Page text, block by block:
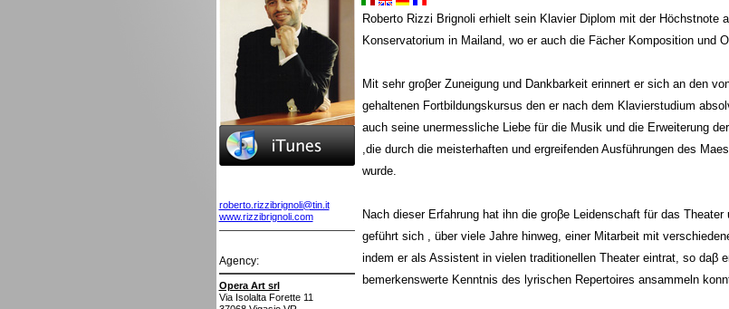
roberto.rizzibrignoli@tin.it
www.rizzibrignoli.com
Agency:
Opera Art srl
Via Isolalta Forette 11
Roberto Rizzi Brignoli erhielt sein Klavier Diplom mit der Höchstnote
Konservatorium in Mailand, wo er auch die Fächer Komposition und
Mit sehr groβer Zuneigung und Dankbarkeit erinnert er sich an den
gehaltenen Fortbildungskursus den er nach dem Klavierstudium
auch seine unermessliche Liebe für die Musik und die Erweiterung
,die durch die meisterhaften und ergreifenden Ausführungen des
wurde.
Nach dieser Erfahrung hat ihn die groβe Leidenschaft für das Theater
geführt sich , über viele Jahre hinweg, einer Mitarbeit mit
indem er als Assistent in vielen traditionellen Theater eintrat, so daβ
bemerkenswerte Kenntnis des lyrischen Repertoires ansammeln